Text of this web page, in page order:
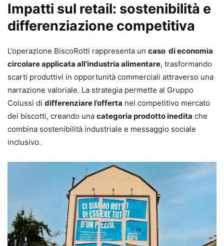
Impatti sul retail: sostenibilità e
differenziazione competitiva
L’operazione BiscoRotti rappresenta un caso di economia
circolare applicata all’industria alimentare, trasformando
scarti produttivi in opportunità commerciali attraverso una
narrazione valoriale. La strategia permette al Gruppo
Colussi di differenziare l’offerta nel competitivo mercato
dei biscotti, creando una categoria prodotto inedita che
combina sostenibilità industriale e messaggio sociale
inclusivo.